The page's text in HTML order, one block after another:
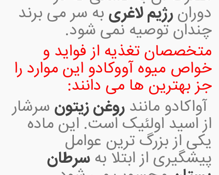
دورانرژیم لاغری به سر می برند
چندان توصیه نمی شود.
متخصصان تغذیه از فواید و
خواص میوه آووکادو این موارد را
جز بهترین ها می دانند:
آواکادو مانند روغن زیتون سرشار
از اسید اولئیک است. این ماده
یکی از بزرگ ترین عوامل
پیشگیری از ابتلا به سرطان